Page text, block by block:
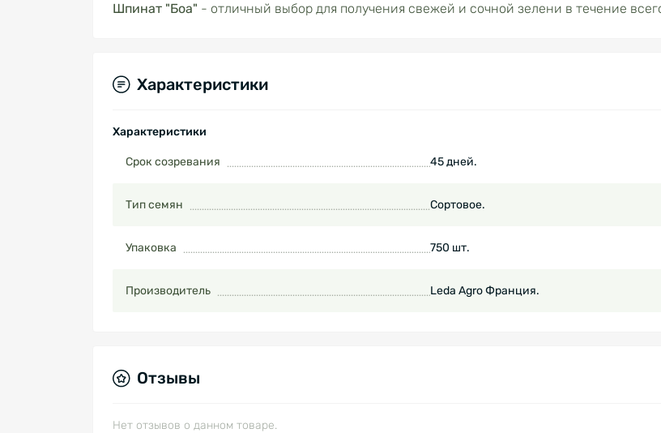
Шпинат "Боа" - отличный выбор для получения свежей и сочной зелени в течение
Характеристики
Характеристики
Срок созревания 45 дней.
Тип семян Сортовое.
Упаковка 750 шт.
Производитель Leda Agro Франция.
Отзывы
Нет отзывов о данном товаре.